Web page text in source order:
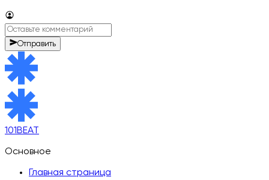
Отправить
101BEAT
Основное
Главная страница